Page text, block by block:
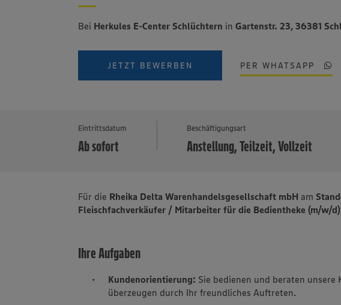
Bei Herkules E-Center Schlüchtern inGartenstr. 23, 36381
JETZT BEWERBEN PER WHATSAPP
Eintrittsdatum
Ab sofort
Beschäftigungsart
Anstellung, Teilzeit, Vollzeit
Für die Rheika Delta Warenhandelsgesellschaft mbH am
Fleischfachverkäufer / Mitarbeiter für die Bedientheke (m/w/
Ihre Aufgaben
Kundenorientierung: Sie bedienen und beraten unsere
überzeugen durch Ihr freundliches Auftreten.